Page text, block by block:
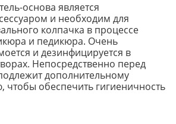
основа является
и необходим для
колпачка в процессе
и педикюра. Очень
и дезинфицируется в
Непосредственно перед
дополнительному
чтобы обеспечить гигиеничность